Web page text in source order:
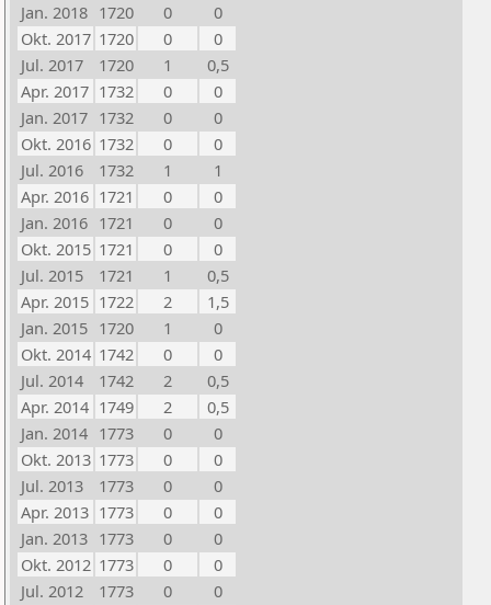
Jan. 2018 1720 0
0
Okt. 2017 1720 0
0
Jul. 2017
1720 1
0,5
Apr. 2017 1732 0
0
Jan. 2017 1732 0
0
Okt. 2016 1732 0
0
Jul. 2016
1732 1
1
Apr. 2016 1721 0
0
Jan. 2016 1721 0
0
Okt. 2015 1721 0
0
Jul. 2015
1721 1
0,5
Apr. 2015 1722 2
1,5
Jan. 2015 1720 1
0
Okt. 2014 1742 0
0
Jul. 2014
1742 2
0,5
Apr. 2014 1749 2
0,5
Jan. 2014 1773 0
0
Okt. 2013 1773 0
0
Jul. 2013
1773 0
0
Apr. 2013 1773 0
0
Jan. 2013 1773 0
0
Okt. 2012 1773 0
0
Jul. 2012
1773 0
0